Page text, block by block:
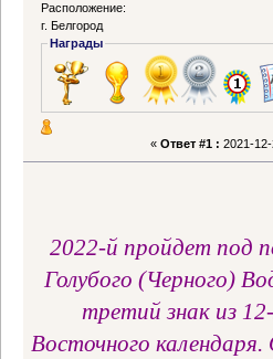
Расположение:
г. Белгород
Награды
« Ответ #1 : 2021-
2022-й пройдет под
Голубого (Черного)
третий знак из
Восточного календаря.